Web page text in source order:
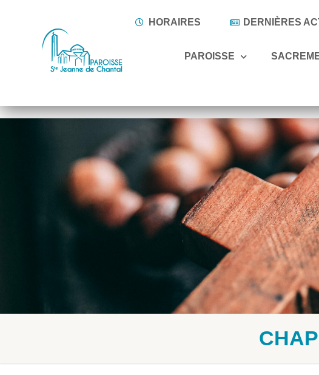
HORAIRES DERNIÈRES
PAROISSE